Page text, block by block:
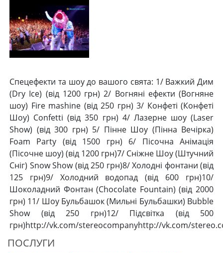
Спецефекти та шоу до вашого свята: 1/ Важкий Дим
(Dry Ice) (від 1200 грн) 2/ Вогняні ефекти (Вогняне
шоу) Fire mashine (від 250 грн) 3/ Конфеті (Конфеті
Шоу) Confetti (від 350 грн) 4/ Лазерне шоу (Laser
Show) (від 300 грн) 5/ Пінне Шоу (Пінна Вечірка)
Foam Party (від 1500 грн) 6/ Пісочна Анімація
(Пісочне шоу) (від 1200 грн)7/ Сніжне Шоу (Штучний
Сніг) Snow Show (від 250 грн)8/ Холодні фонтани (від
125 грн)9/ Холодний водопад (від 600 грн)10/
Шоколадний Фонтан (Chocolate Fountain) (від 2000
грн) 11/ Шоу Бульбашок (Мильні Бульбашки) Bubble
Show (від 250 грн)12/ Підсвітка (від 500
грн)http://vk.com/stereocompanyhttp://vk.com/
ПОСЛУГИ